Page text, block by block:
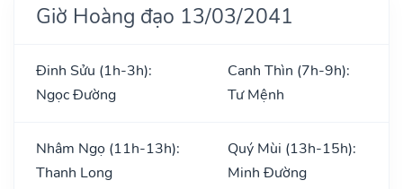
Giờ Hoàng đạo 13/03/2041
Đinh Sửu (1h-3h):
Ngọc Đường
Canh Thìn (7h-9h):
Tư Mệnh
Nhâm Ngọ (11h-13h):
Thanh Long
Quý Mùi (13h-15h):
Minh Đường